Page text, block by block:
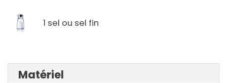
1 sel ou sel fin
Matériel